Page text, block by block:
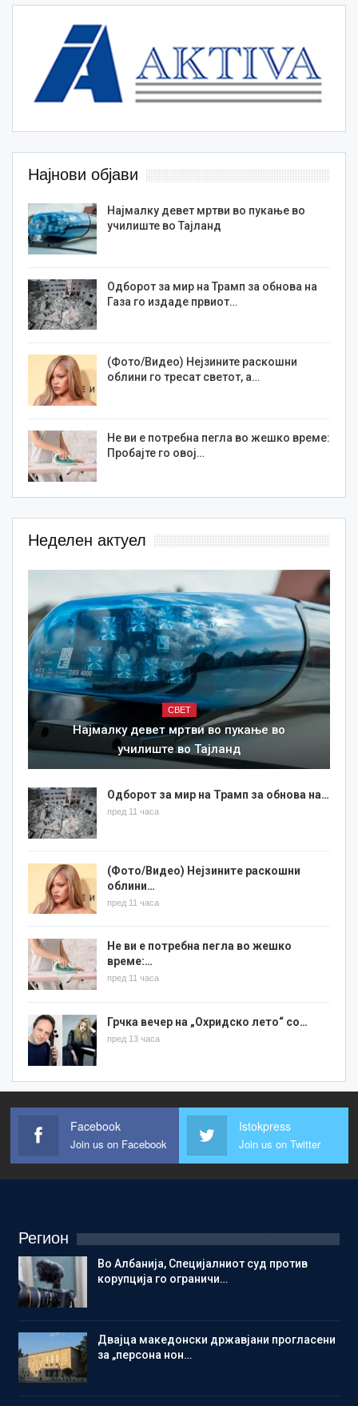
Најнови објави
Најмалку девет мртви во пукање во
училиште во Тајланд
Одборот за мир на Трамп за обнова на
Газа го издаде првиот…
(Фото/Видео) Нејзините раскошни
облини го тресат светот, а…
Не ви е потребна пегла во жешко време:
Пробајте го овој…
Неделен актуел
СВЕТ
Најмалку девет мртви во пукање во
училиште во Тајланд
Одборот за мир на Трамп за обнова на…
пред 11 часа
(Фото/Видео) Нејзините раскошни
облини…
пред 11 часа
Не ви е потребна пегла во жешко
време:…
пред 11 часа
Грчка вечер на „Охридско лето“ со…
пред 13 часа
Facebook
Join us on Facebook
Istokpress
Join us on Twitter
Регион
Во Албанија, Специјалниот суд против
корупција го ограничи…
Двајца македонски државјани прогласени
за „персона нон…